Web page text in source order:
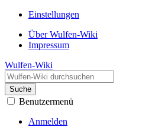
Einstellungen
Über Wulfen-Wiki
Impressum
Wulfen-Wiki
Suche
Benutzermenü
Anmelden